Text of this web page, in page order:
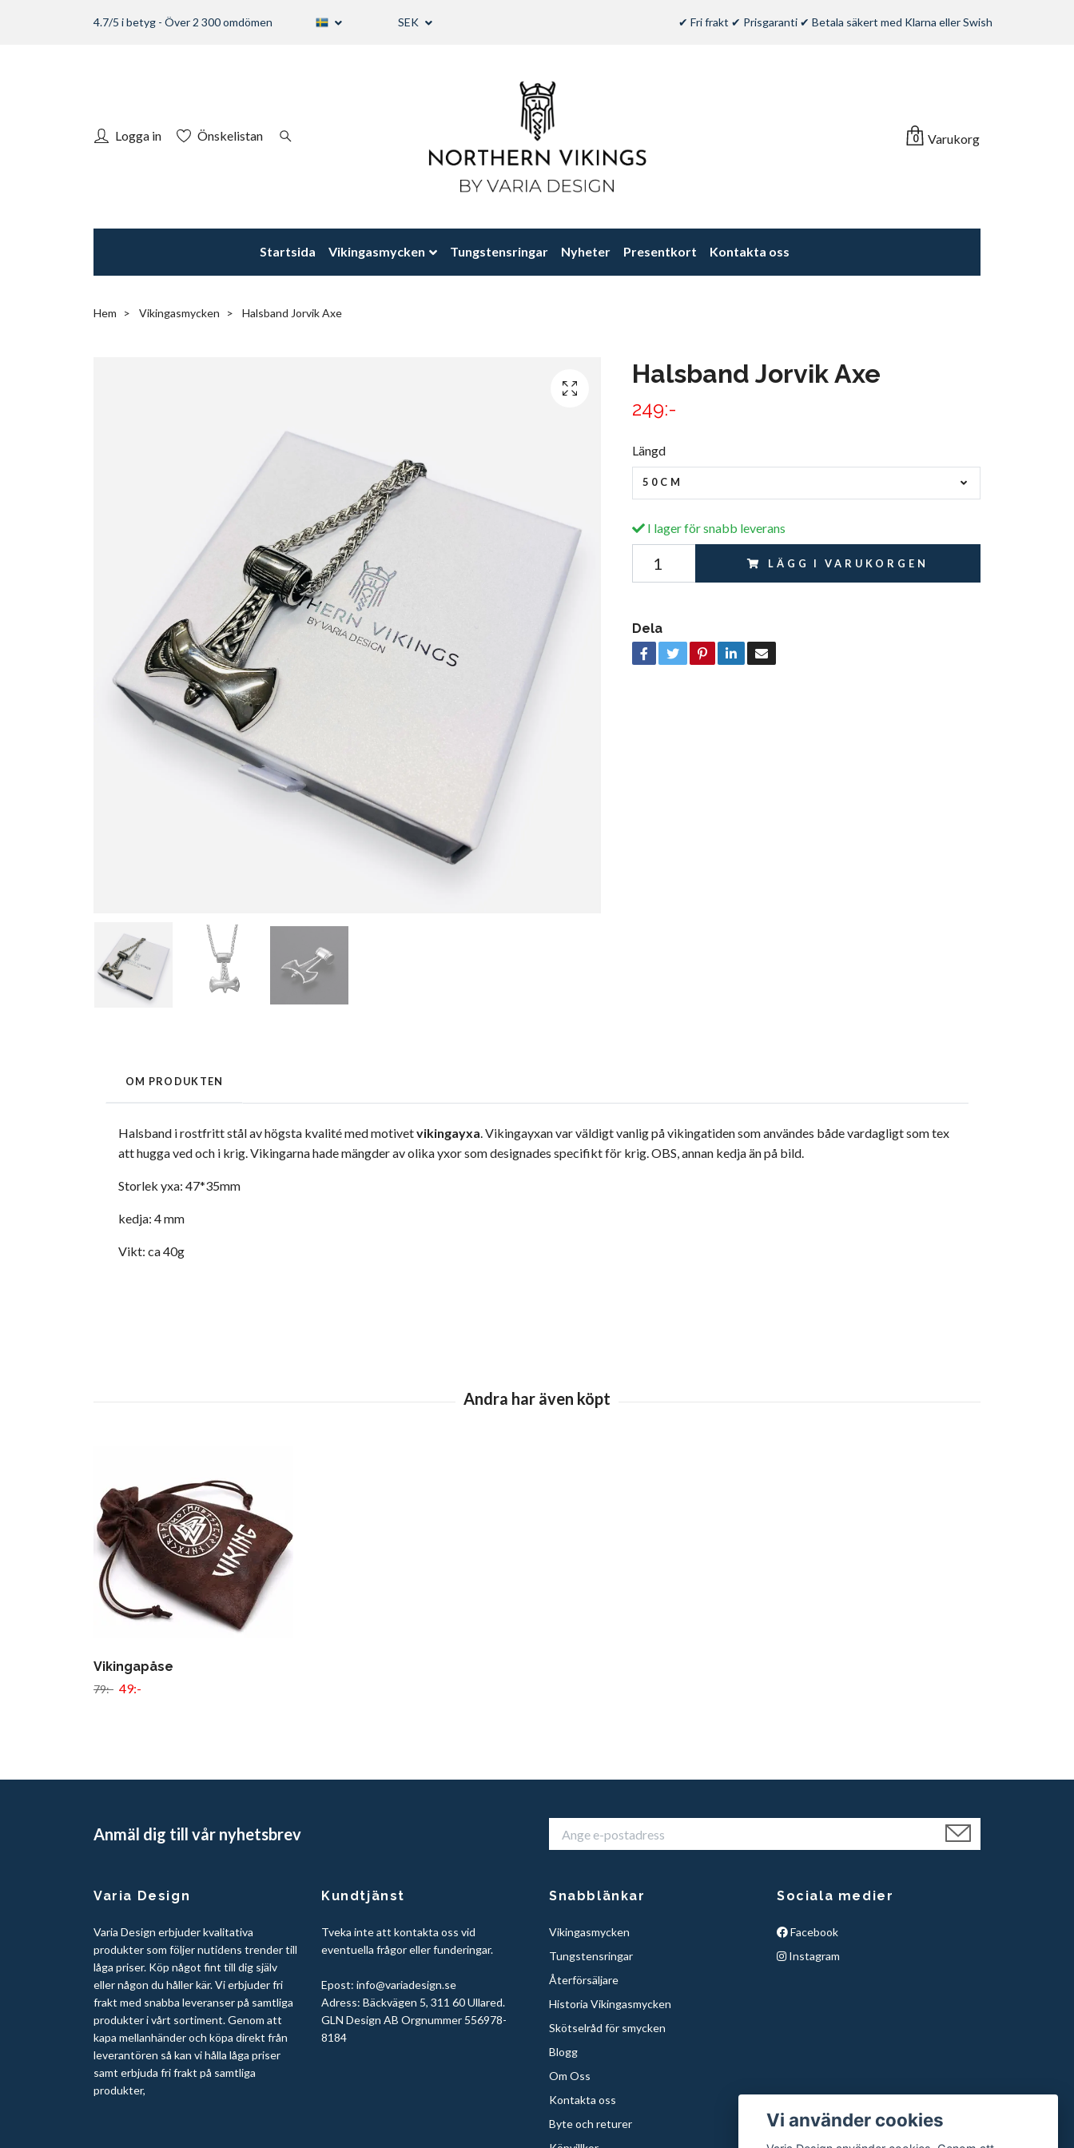
4.7/5 i betyg - Över 2 300 omdömen SEK ✔ Fri frakt ✔ Prisgaranti ✔ Betala säkert med Klarna eller Swish
Logga in Önskelistan 0 Varukorg
Startsida Vikingasmycken Tungstensringar Nyheter Presentkort Kontakta oss
Hem Vikingasmycken Halsband Jorvik Axe
Halsband Jorvik Axe
249:-
Längd
50CM
I lager för snabb leverans
LÄGG I VARUKORGEN
Dela
OM PRODUKTEN
Halsband i rostfritt stål av högsta kvalité med motivetvikingayxa. Vikingayxan var väldigt vanlig på vikingatiden som användes både vardagligt som tex
att hugga ved och i krig. Vikingarna hade mängder av olika yxor som designades specifikt för krig. OBS, annan kedja än på bild.
Storlek yxa: 47*35mm
kedja: 4 mm
Vikt: ca 40g
Vikingapåse
79:- 49:-
Anmäl dig till vår nyhetsbrev
Varia Design
Varia Design erbjuder kvalitativa
produkter som följer nutidens trender till
låga priser. Köp något fint till dig själv
eller någon du håller kär. Vi erbjuder fri
frakt med snabba leveranser på samtliga
produkter i vårt sortiment. Genom att
kapa mellanhänder och köpa direkt från
leverantören så kan vi hålla låga priser
samt erbjuda fri frakt på samtliga
produkter,
Kundtjänst
Tveka inte att kontakta oss vid
eventuella frågor eller funderingar.
Epost: info@variadesign.se
Adress: Bäckvägen 5, 311 60 Ullared.
GLN Design AB Orgnummer 556978-
8184
Snabblänkar
Vikingasmycken
Tungstensringar
Återförsäljare
Historia Vikingasmycken
Skötselråd för smycken
Blogg
Om Oss
Kontakta oss
Byte och returer
Sociala medier
Facebook
Instagram
Vi använder cookies